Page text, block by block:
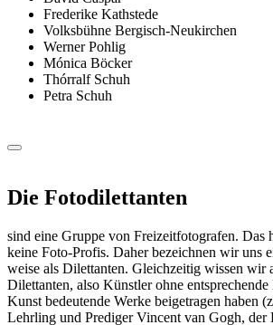
Frederike Kathstede
Volksbühne Bergisch-Neukirchen
Werner Pohlig
Mónica Böcker
Thórralf Schuh
Petra Schuh
Die Fotodilettanten
sind eine Gruppe von Freizeitfotografen. Das
keine Foto‐Profis. Daher bezeichnen wir uns
weise als Dilettanten. Gleichzeitig wissen wir
Dilettanten, also Künstler ohne
Kunst bedeutende Werke beigetragen haben
Lehrling und Prediger Vincent van Gogh, der